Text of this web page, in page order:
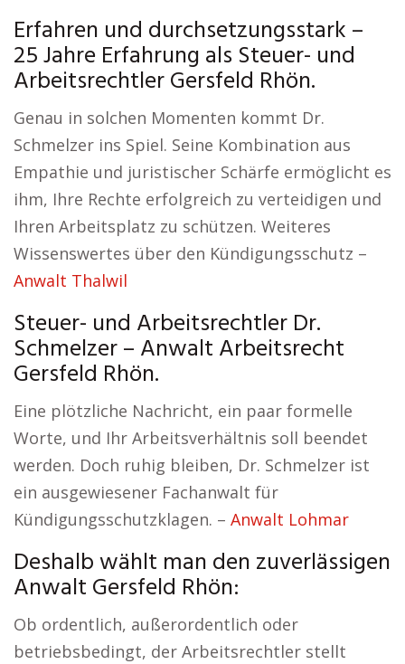
Erfahren und durchsetzungsstark –
25 Jahre Erfahrung als Steuer- und
Arbeitsrechtler Gersfeld Rhön.
Genau in solchen Momenten kommt Dr.
Schmelzer ins Spiel. Seine Kombination aus
Empathie und juristischer Schärfe ermöglicht es
ihm, Ihre Rechte erfolgreich zu verteidigen und
Ihren Arbeitsplatz zu schützen. Weiteres
Wissenswertes über den Kündigungsschutz –
Anwalt Thalwil
Steuer- und Arbeitsrechtler Dr.
Schmelzer – Anwalt Arbeitsrecht
Gersfeld Rhön.
Eine plötzliche Nachricht, ein paar formelle
Worte, und Ihr Arbeitsverhältnis soll beendet
werden. Doch ruhig bleiben, Dr. Schmelzer ist
ein ausgewiesener Fachanwalt für
Kündigungsschutzklagen. – Anwalt Lohmar
Deshalb wählt man den zuverlässigen
Anwalt Gersfeld Rhön:
Ob ordentlich, außerordentlich oder
betriebsbedingt, der Arbeitsrechtler stellt